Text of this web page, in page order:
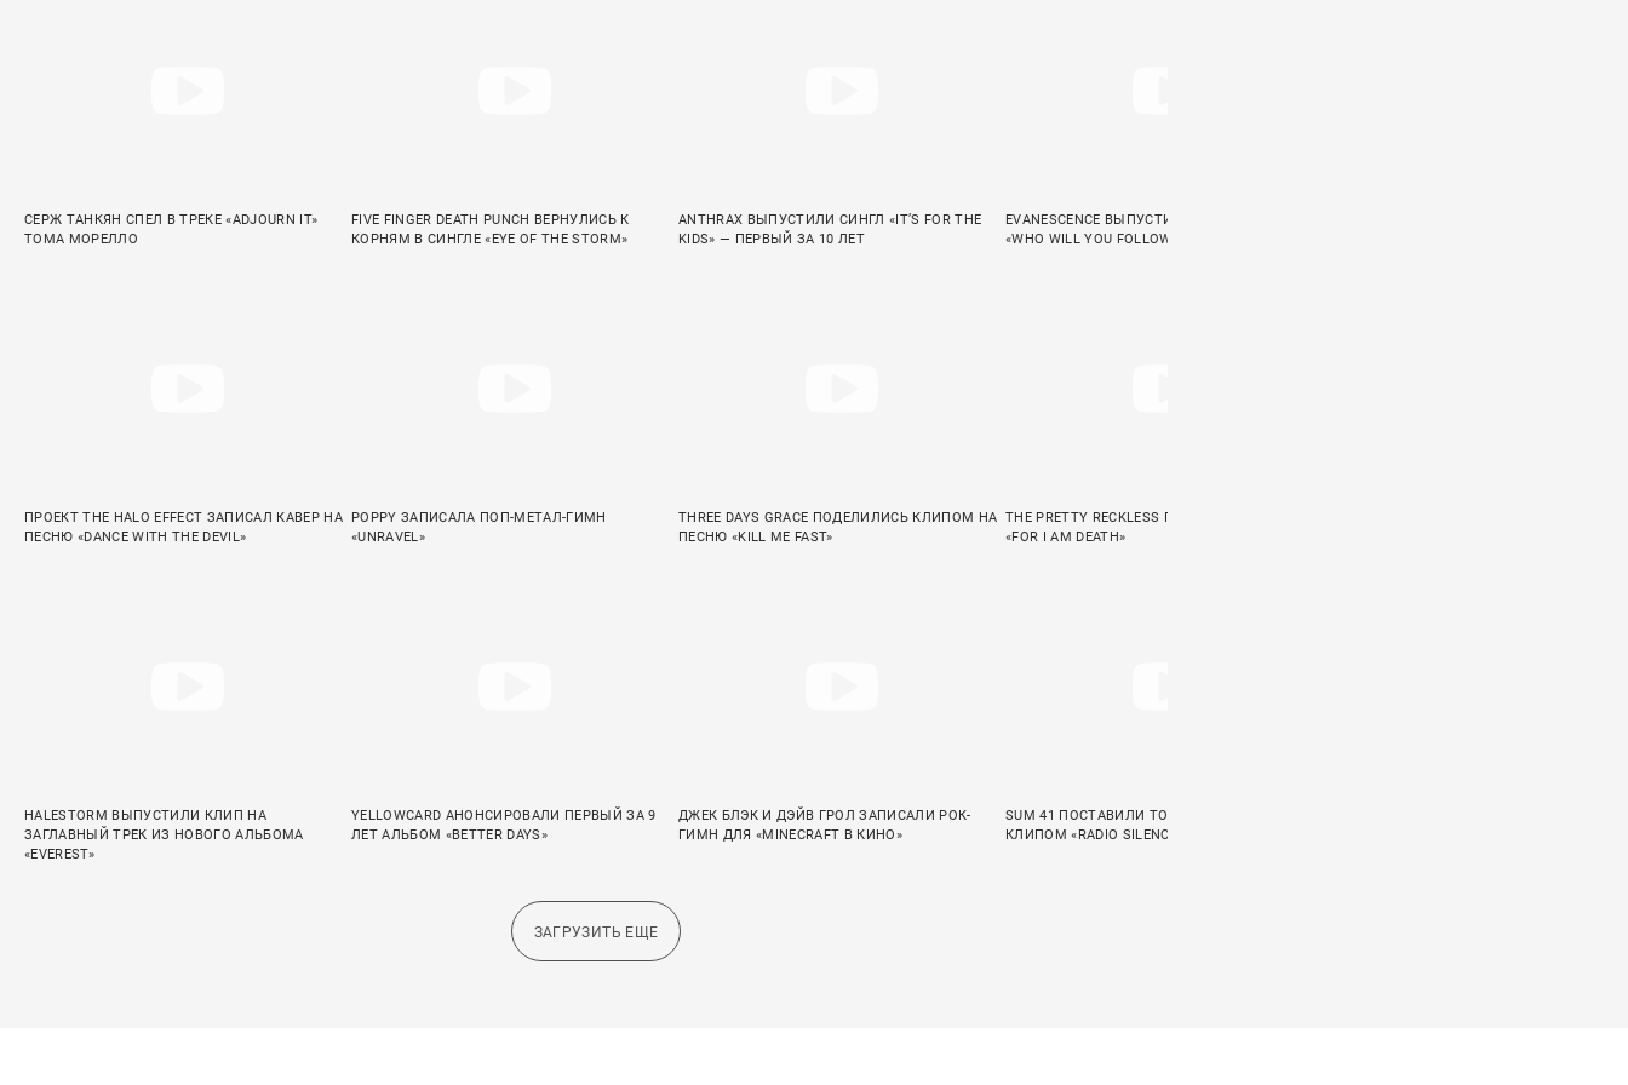
СЕРЖ ТАНКЯН СПЕЛ В ТРЕКЕ «ADJOURN IT»
ТОМА МОРЕЛЛО
FIVE FINGER DEATH PUNCH ВЕРНУЛИСЬ К
КОРНЯМ В СИНГЛЕ «EYE OF THE STORM»
ANTHRAX ВЫПУСТИЛИ СИНГЛ «IT’S FOR THE
KIDS» — ПЕРВЫЙ ЗА 10 ЛЕТ
EVANESCENCE ВЫПУСТИЛИ КЛИП НА ПЕСНЮ
«WHO WILL YOU FOLLOW»
ПРОЕКТ THE HALO EFFECT ЗАПИСАЛ КАВЕР НА
ПЕСНЮ «DANCE WITH THE DEVIL»
POPPY ЗАПИСАЛА ПОП-МЕТАЛ-ГИМН
«UNRAVEL»
THREE DAYS GRACE ПОДЕЛИЛИСЬ КЛИПОМ НА
ПЕСНЮ «KILL ME FAST»
THE PRETTY RECKLESS ПРЕЗЕНТОВАЛИ СИНГЛ
«FOR I AM DEATH»
HALESTORM ВЫПУСТИЛИ КЛИП НА
ЗАГЛАВНЫЙ ТРЕК ИЗ НОВОГО АЛЬБОМА
«EVEREST»
YELLOWCARD АНОНСИРОВАЛИ ПЕРВЫЙ ЗА 9
ЛЕТ АЛЬБОМ «BETTER DAYS»
ДЖЕК БЛЭК И ДЭЙВ ГРОЛ ЗАПИСАЛИ РОК-
ГИМН ДЛЯ «MINECRAFT В КИНО»
SUM 41 ПОСТАВИЛИ ТОЧКУ В СВОЕЙ ИСТОРИИ
КЛИПОМ «RADIO SILENCE»
ЗАГРУЗИТЬ ЕЩЕ